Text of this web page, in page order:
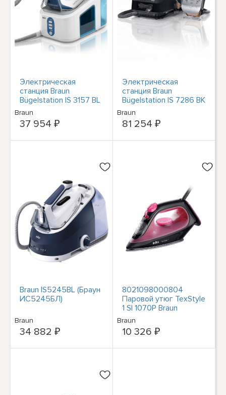
Электрическая
станция Braun
Bügelstation IS 3157 BL
CareStyle 3 Pro
Braun
37 954 ₽
Электрическая
станция Braun
Bügelstation IS 7286 BK
CareStyle 7 Pro
Braun
81 254 ₽
Braun IS5245BL (Браун
ИС5245БЛ)
Braun
34 882 ₽
8021098000804
Паровой утюг TexStyle
1 SI 1070P Braun
Braun
10 326 ₽